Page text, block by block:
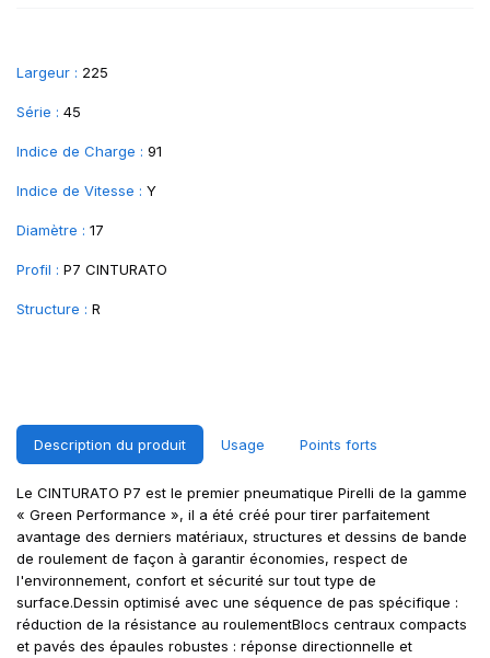
Largeur : 225
Série : 45
Indice de Charge : 91
Indice de Vitesse : Y
Diamètre : 17
Profil : P7 CINTURATO
Structure : R
Description du produit Usage Points forts
Le CINTURATO P7 est le premier pneumatique Pirelli de la gamme
« Green Performance », il a été créé pour tirer parfaitement
avantage des derniers matériaux, structures et dessins de bande
de roulement de façon à garantir économies, respect de
l'environnement, confort et sécurité sur tout type de
surface.Dessin optimisé avec une séquence de pas spécifique :
réduction de la résistance au roulementBlocs centraux compacts
et pavés des épaules robustes : réponse directionnelle et